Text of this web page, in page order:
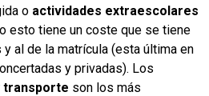
o actividades extraescolares
esto tiene un coste que se tiene
al de la matrícula (esta última en
y privadas). Los
transporte son los más